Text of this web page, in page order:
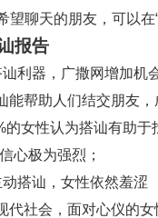
望聊天的朋友，可以在
报告
讪利器，广撒网增加机
能帮助人们结交朋友
的女性认为搭讪有助于
心极为强烈；
动搭讪，女性依然羞涩
代社会，面对心仪的